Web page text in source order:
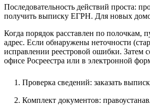
Последовательность действий проста:
получить выписку ЕГРН. Для новых
Когда порядок расставлен по полочкам,
адрес. Если обнаружены неточности
исправлении реестровой ошибки. Затем
офисе Росреестра или в электронной
Проверка сведений: заказать
Комплект документов: